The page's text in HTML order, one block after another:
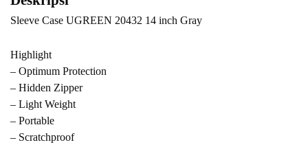
Sleeve Case UGREEN 20432 14 inch Gray
Highlight
– Optimum Protection
– Hidden Zipper
– Light Weight
– Portable
– Scratchproof